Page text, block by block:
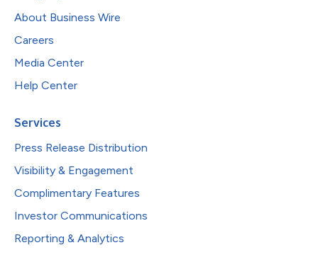
About Business Wire
Careers
Media Center
Help Center
Services
Press Release Distribution
Visibility & Engagement
Complimentary Features
Investor Communications
Reporting & Analytics